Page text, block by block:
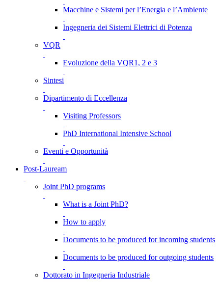
Macchine e Sistemi per l’Energia e l’Ambiente
Ingegneria dei Sistemi Elettrici di Potenza
VQR
Evoluzione della VQR1, 2 e 3
Sintesi
Dipartimento di Eccellenza
Visiting Professors
PhD International Intensive School
Eventi e Opportunità
Post-Lauream
Joint PhD programs
What is a Joint PhD?
How to apply
Documents to be produced for incoming students
Documents to be produced for outgoing students
Dottorato in Ingegneria Industriale